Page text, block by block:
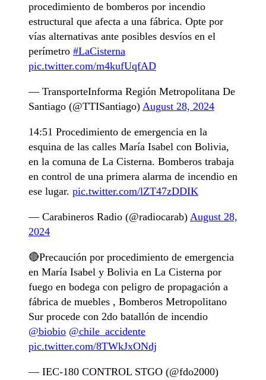
procedimiento de bomberos por incendio
estructural que afecta a una fábrica. Opte por
vías alternativas ante posibles desvíos en el
perímetro #LaCisterna
pic.twitter.com/m4kufUqfAD
— TransporteInforma Región Metropolitana De
Santiago (@TTISantiago) August 28, 2024
14:51 Procedimiento de emergencia en la
esquina de las calles María Isabel con Bolivia,
en la comuna de La Cisterna. Bomberos trabaja
en control de una primera alarma de incendio en
ese lugar. pic.twitter.com/lZT47zDDIK
— Carabineros Radio (@radiocarab) August 28,
2024
🔴Precaución por procedimiento de emergencia
en María Isabel y Bolivia en La Cisterna por
fuego en bodega con peligro de propagación a
fábrica de muebles , Bomberos Metropolitano
Sur procede con 2do batallón de incendio
@biobio @chile_accidente
pic.twitter.com/8TWkJxONdj
— IEC-180 CONTROL STGO (@fdo2000)